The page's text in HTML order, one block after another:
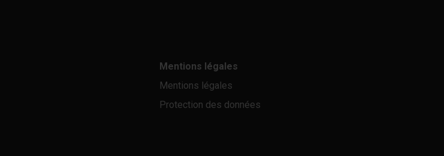
Mentions légales
Mentions légales
Protection des données